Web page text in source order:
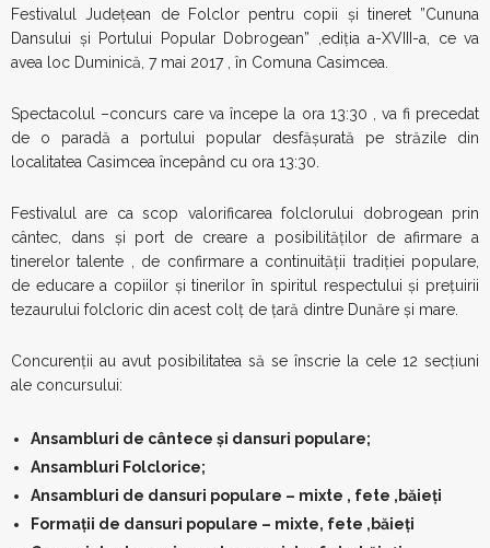
Festivalul Județean de Folclor pentru copii și tineret ”Cununa
Dansului și Portului Popular Dobrogean” ,ediția a-XVIII-a, ce va
avea loc Duminică, 7 mai 2017 , în Comuna Casimcea.
Spectacolul –concurs care va începe la ora 13:30 , va fi precedat
de o paradă a portului popular desfășurată pe străzile din
localitatea Casimcea începând cu ora 13:30.
Festivalul are ca scop valorificarea folclorului dobrogean prin
cântec, dans și port de creare a posibilităților de afirmare a
tinerelor talente , de confirmare a continuității tradiției populare,
de educare a copiilor și tinerilor în spiritul respectului și prețuirii
tezaurului folcloric din acest colț de țară dintre Dunăre și mare.
Concurenții au avut posibilitatea să se înscrie la cele 12 secțiuni
ale concursului:
Ansambluri de cântece și dansuri populare;
Ansambluri Folclorice;
Ansambluri de dansuri populare – mixte , fete ,băieți
Formații de dansuri populare – mixte, fete ,băieți